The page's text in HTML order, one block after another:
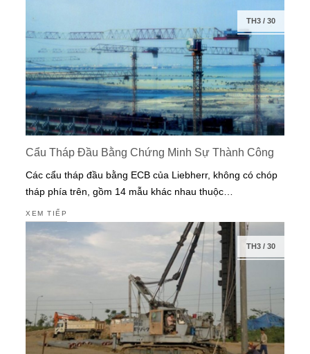
TH3/ 30
Cẩu Tháp Đầu Bằng Chứng Minh Sự Thành Công
Các cẩu tháp đầu bằng ECB của Liebherr, không có chóp
tháp phía trên, gồm 14 mẫu khác nhau thuộc…
XEM TIẾP
TH3/ 30